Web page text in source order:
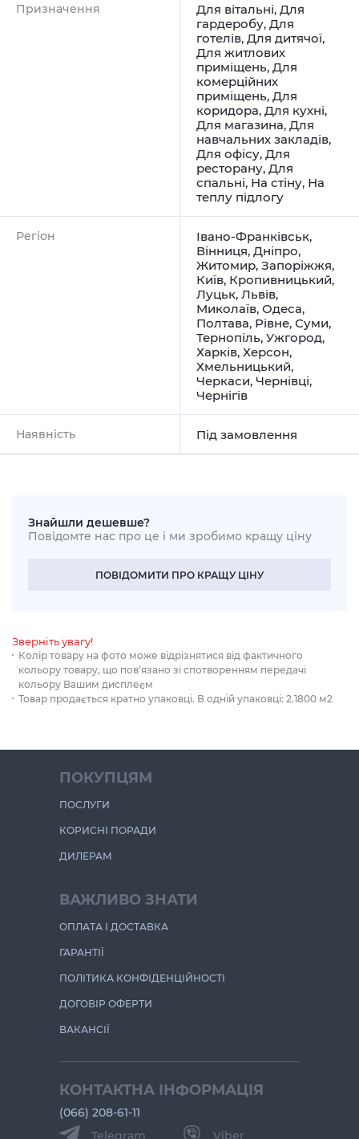
Призначення Для вітальні, Для
гардеробу, Для
готелів, Для дитячої,
Для житлових
приміщень, Для
комерційних
приміщень, Для
коридора, Для кухні,
Для магазина, Для
навчальних закладів,
Для офісу, Для
ресторану, Для
спальні, На стіну, На
теплу підлогу
Регіон Івано-Франківськ,
Вінниця, Дніпро,
Житомир, Запоріжжя,
Київ, Кропивницький,
Луцьк, Львів,
Миколаїв, Одеса,
Полтава, Рівне, Суми,
Тернопіль, Ужгород,
Харків, Херсон,
Хмельницький,
Черкаси, Чернівці,
Чернігів
Наявність Під замовлення
Знайшли дешевше?
Повідомте нас про це і ми зробимо кращу ціну
ПОВІДОМИТИ ПРО КРАЩУ ЦІНУ
Зверніть увагу!
Колір товару на фото може відрізнятися від фактичного
кольору товару, що пов‘язано зі спотворенням передачі
кольору Вашим дисплеєм
Товар продається кратно упаковці. В одній упаковці: 2.1800 м2
ПОКУПЦЯМ
ПОСЛУГИ
КОРИСНІ ПОРАДИ
ДИЛЕРАМ
ВАЖЛИВО ЗНАТИ
ОПЛАТА І ДОСТАВКА
ГАРАНТІЇ
ПОЛІТИКА КОНФІДЕНЦІЙНОСТІ
ДОГОВІР ОФЕРТИ
ВАКАНСІЇ
КОНТАКТНА ІНФОРМАЦІЯ
(066) 208-61-11
Telegram
Viber